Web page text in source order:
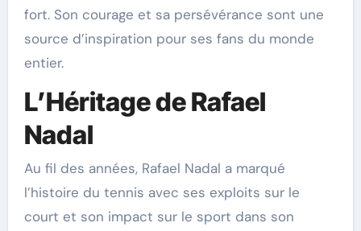
fort. Son courage et sa persévérance sont une
source d’inspiration pour ses fans du monde
entier.
L’Héritage de Rafael
Nadal
Au fil des années, Rafael Nadal a marqué
l’histoire du tennis avec ses exploits sur le
court et son impact sur le sport dans son